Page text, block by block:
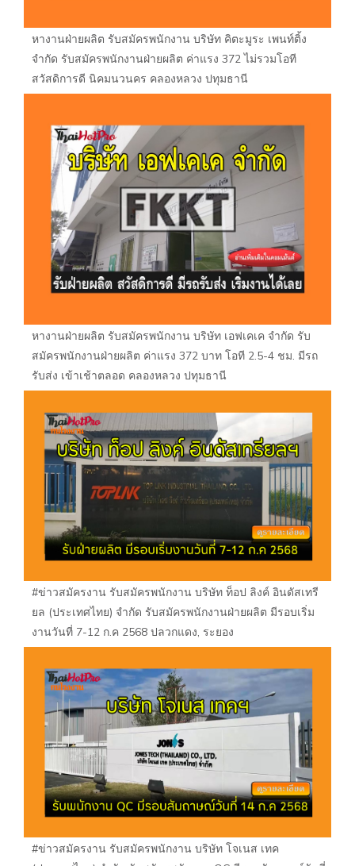
หางานฝ่ายผลิต รับสมัครพนักงาน บริษัท คิตะมูระ เพนท์ติ้ง
จำกัด รับสมัครพนักงานฝ่ายผลิต ค่าแรง 372 ไม่รวมโอที
สวัสดิการดี นิคมนวนคร คลองหลวง ปทุมธานี
หางานฝ่ายผลิต รับสมัครพนักงาน บริษัท เอฟเคเค จำกัด รับ
สมัครพนักงานฝ่ายผลิต ค่าแรง 372 บาท โอที 2.5-4 ชม. มีรถ
รับส่ง เข้าเช้าตลอด คลองหลวง ปทุมธานี
#ข่าวสมัครงาน รับสมัครพนักงาน บริษัท ท็อป ลิงค์ อินดัสเทรี
ยล (ประเทศไทย) จำกัด รับสมัครพนักงานฝ่ายผลิต มีรอบเริ่ม
งานวันที่ 7-12 ก.ค 2568 ปลวกแดง, ระยอง
#ข่าวสมัครงาน รับสมัครพนักงาน บริษัท โจเนส เทค